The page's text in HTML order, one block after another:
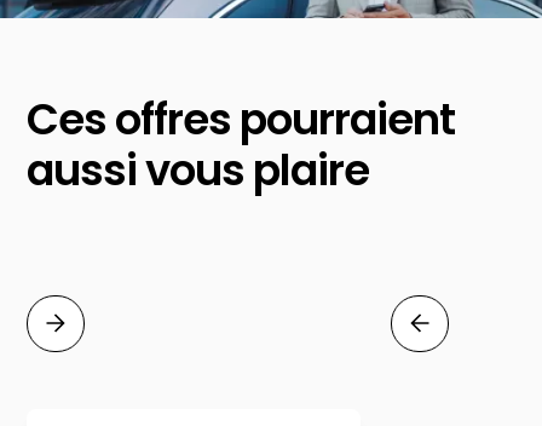
Ces offres pourraient
aussi vous plaire